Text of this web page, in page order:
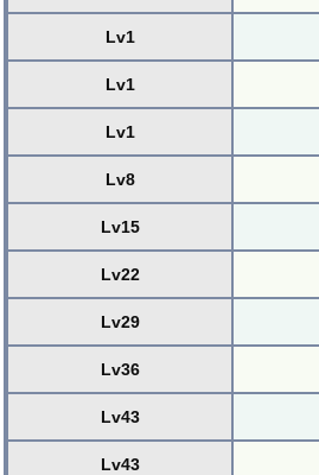
Lv1
Lv1
Lv1
Lv8
Lv15
Lv22
Lv29
Lv36
Lv43
Lv43